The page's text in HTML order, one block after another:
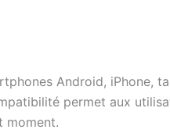
Android, iPhone,
permet aux
moment.